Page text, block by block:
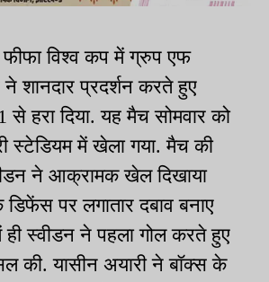
विश्व कप में ग्रुप एफ
शानदार प्रदर्शन करते हुए
से हरा दिया. यह मैच सोमवार को
स्टेडियम में खेला गया. मैच की
ने आक्रामक खेल दिखाया
पर लगातार दबाव बनाए
स्वीडन ने पहला गोल करते हुए
की. यासीन अयारी ने बॉक्स के